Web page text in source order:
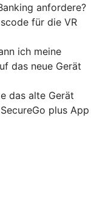
anfordere?
für die VR
ich meine
das neue Gerät
das alte Gerät
plus App